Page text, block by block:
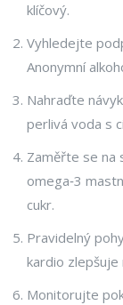
klíčový.
Vyhledejte
Anonymní
Nahraďte
perlivá voda s
Zaměřte se na
omega‑3
cukr.
Pravidelný
kardio zlepšuje
Monitorujte